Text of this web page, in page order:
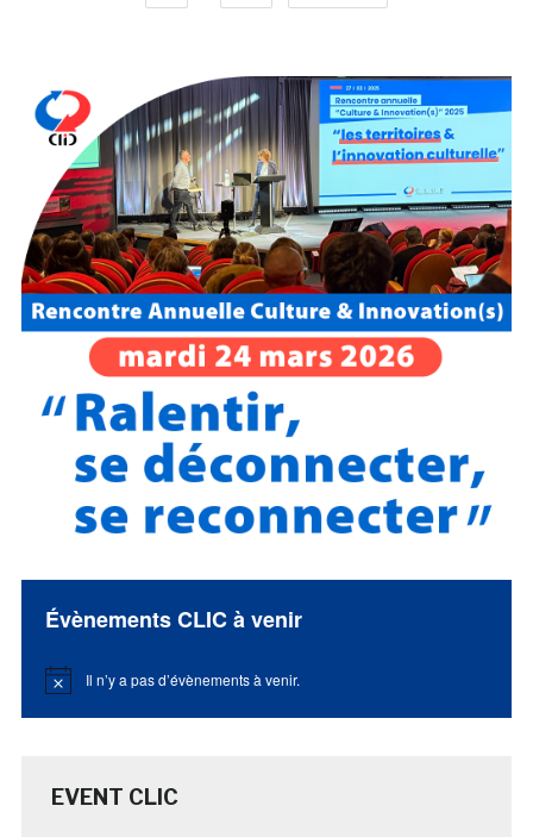
Évènements CLIC à venir
Notice Il n’y a pas d’évènements à venir.
EVENT CLIC